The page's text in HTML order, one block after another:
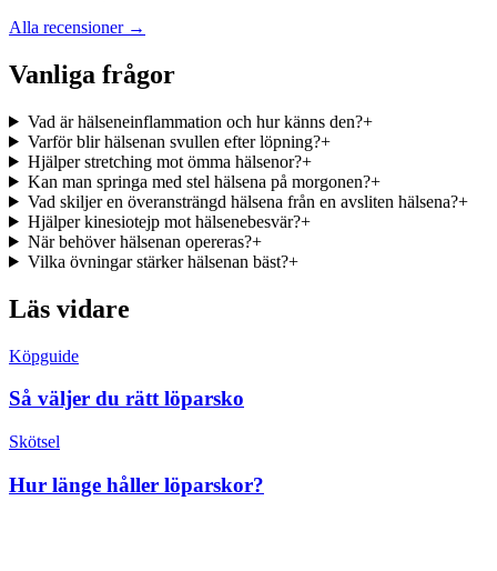
Alla recensioner →
Vanliga frågor
Vad är hälseneinflammation och hur känns den?+
Varför blir hälsenan svullen efter löpning?+
Hjälper stretching mot ömma hälsenor?+
Kan man springa med stel hälsena på morgonen?+
Vad skiljer en överansträngd hälsena från en avsliten hälsena?+
Hjälper kinesiotejp mot hälsenebesvär?+
När behöver hälsenan opereras?+
Vilka övningar stärker hälsenan bäst?+
Läs vidare
Köpguide
Så väljer du rätt löparsko
Skötsel
Hur länge håller löparskor?